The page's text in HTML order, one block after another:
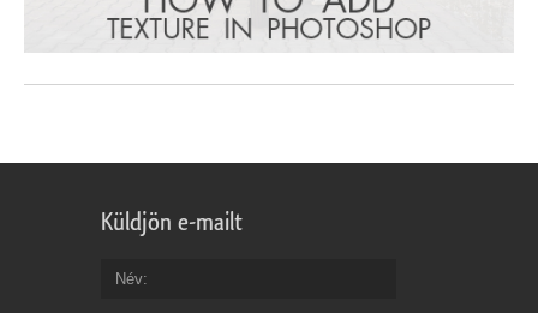
Küldjön e-mailt
Név